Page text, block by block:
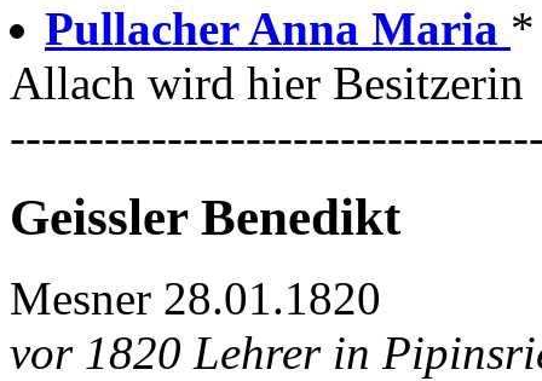
Pullacher Anna Maria *
Allach wird hier Besitzerin
Geissler Benedikt
Mesner 28.01.1820
vor 1820 Lehrer in